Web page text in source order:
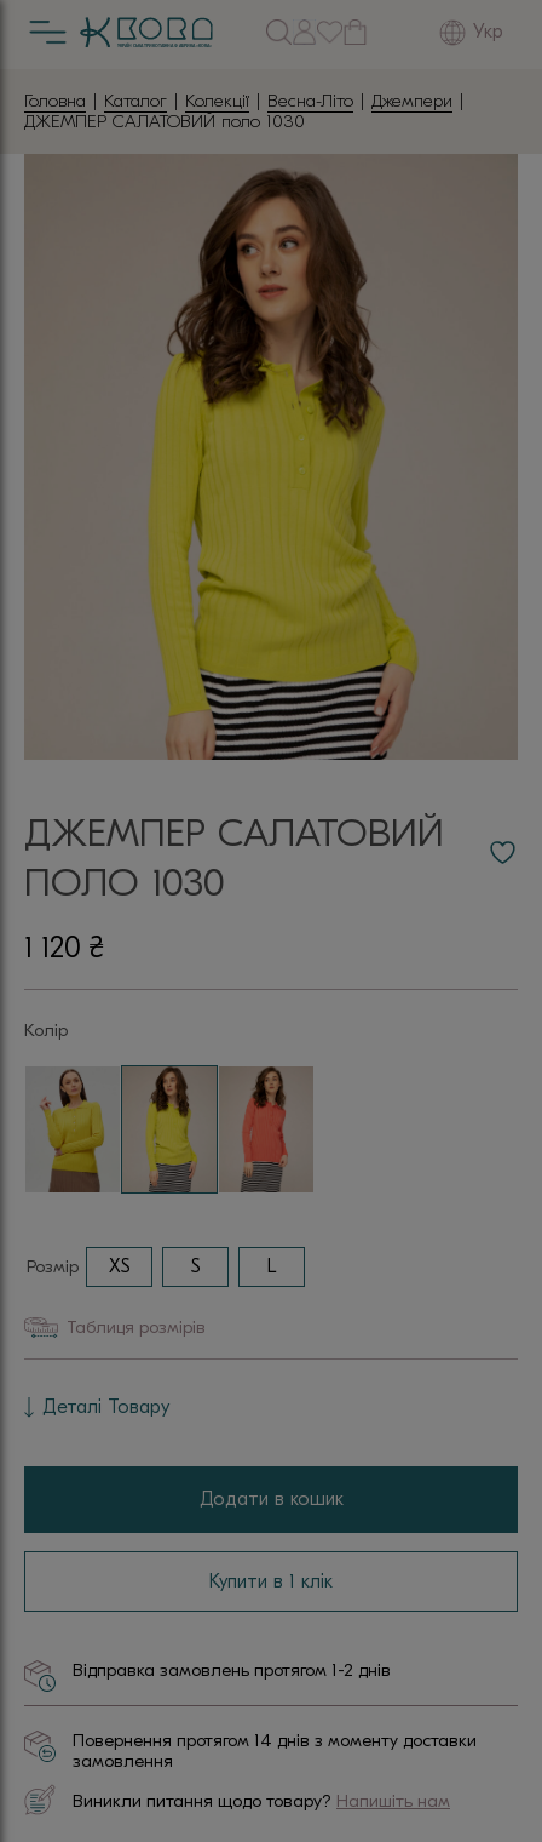
Укр
Головна | Каталог | Колекції | Весна-Літо | Джемпери |
ДЖЕМПЕР САЛАТОВИЙ поло 1030
ДЖЕМПЕР САЛАТОВИЙ
ПОЛО 1030
1 120 ₴
Колір
Розмір XS S L
Таблиця розмірів
Деталі Товару
Додати в кошик
Купити в 1 клік
Відправка замовлень протягом 1-2 днів
Повернення протягом 14 днів з моменту доставки
замовлення
Виникли питання щодо товару? Напишіть нам